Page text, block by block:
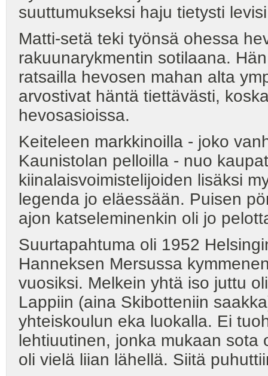
suuttumukseksi haju tietysti
Matti-setä teki työnsä ohessa
rakuunarykmentin sotilaana.
ratsailla hevosen mahan alta
arvostivat häntä tiettävästi,
hevosasioissa.
Keiteleen markkinoilla - joko
Kaunistolan pelloilla - nuo
kiinalaisvoimistelijoiden lisäksi
legenda jo eläessään. Puisen
ajon katseleminenkin oli jo
Suurtapahtuma oli 1952
Hanneksen Mersussa
vuosiksi. Melkein yhtä iso juttu
Lappiin (aina Skibotteniin
yhteiskoulun eka luokalla. Ei
lehtiuutinen, jonka mukaan sota
oli vielä liian lähellä. Siitä